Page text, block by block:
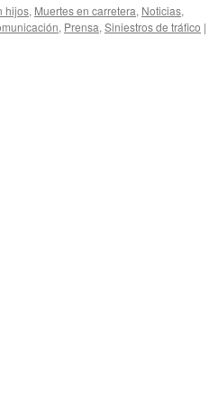
hijos, Muertes en carretera, Noticias,
, Prensa, Siniestros de tráfico |